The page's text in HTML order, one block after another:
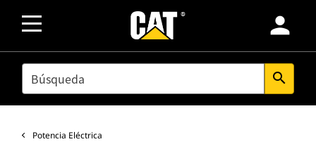
person
SEARCH search
Potencia Eléctrica